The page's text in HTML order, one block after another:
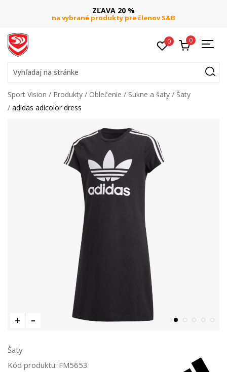
ZĽAVA 20 %
na vybrané produkty pre členov S&B
0 0
Vyhľadaj na stránke
Sport Vision Produkty Oblečenie Sukne a šaty
Šaty
adidas adicolor dress
Šaty
Kód produktu: FM5653